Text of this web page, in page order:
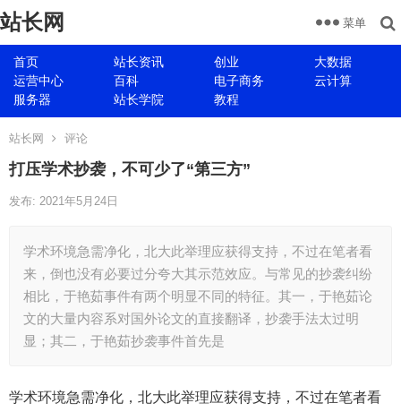
站长网
首页 站长资讯 创业
大数据
运营中心
百科 电子商务
云计算
服务器
站长学院 教程
菜单
站长网 评论
打压学术抄袭，不可少了“第三方”
发布: 2021年5月24日
学术环境急需净化，北大此举理应获得支持，不过在笔者看
来，倒也没有必要过分夸大其示范效应。与常见的抄袭纠纷
相比，于艳茹事件有两个明显不同的特征。其一，于艳茹论
文的大量内容系对国外论文的直接翻译，抄袭手法太过明
显；其二，于艳茹抄袭事件首先是
学术环境急需净化，北大此举理应获得支持，不过在笔者看